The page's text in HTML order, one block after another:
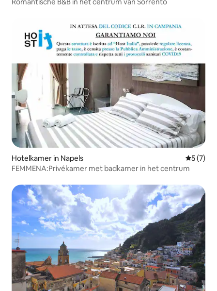
Hotelkamer in Napels
5 (7)
FEMMENA:Privékamer met badkamer in het centrum